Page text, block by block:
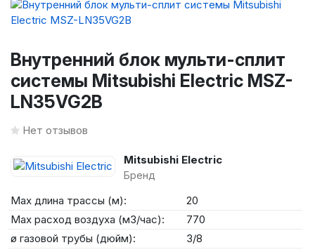
Внутренний блок мульти-сплит
системы Mitsubishi Electric MSZ-
LN35VG2B
Нет отзывов
Mitsubishi Electric
Бренд
Max длина трассы (м):
20
Max расход воздуха (м3/час):
770
ø газовой трубы (дюйм):
3/8